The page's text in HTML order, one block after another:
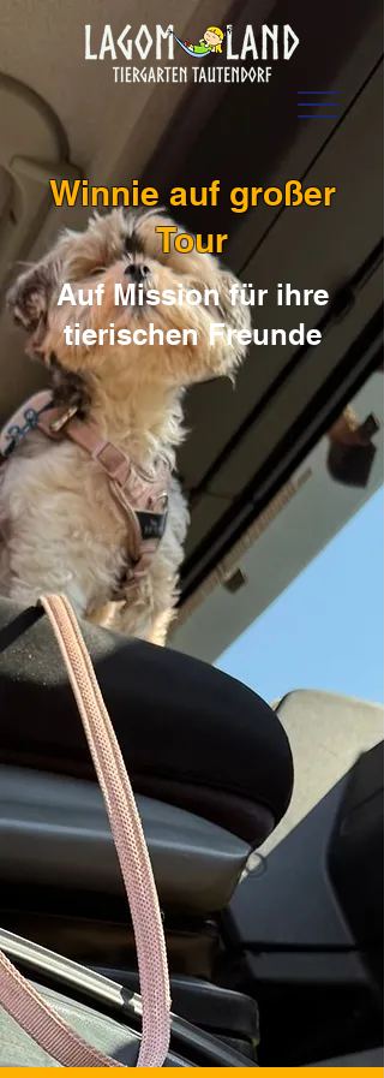
Winnie auf großer
Tour
Auf Mission für ihre
tierischen Freunde